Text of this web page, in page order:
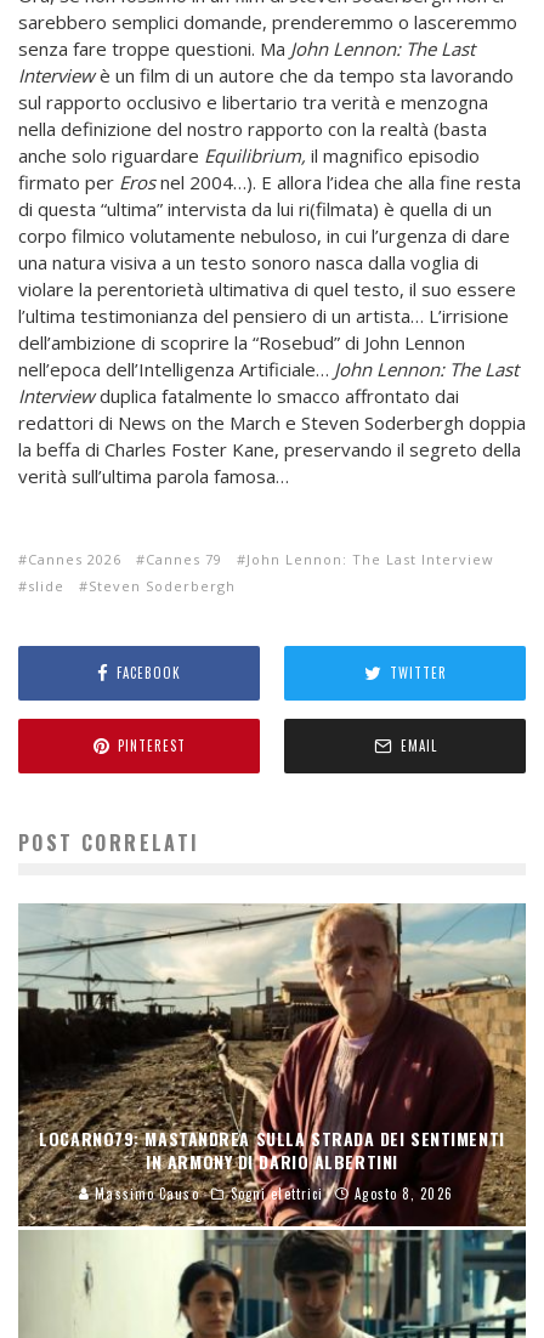
sarebbero semplici domande, prenderemmo o lasceremmo
senza fare troppe questioni. Ma John Lennon: The Last
Interviewè un film di un autore che da tempo sta lavorando
sul rapporto occlusivo e libertario tra verità e menzogna
nella definizione del nostro rapporto con la realtà (basta
anche solo riguardare Equilibrium, il magnifico episodio
firmato per Erosnel 2004…). E allora l’idea che alla fine resta
di questa “ultima” intervista da lui ri(filmata) è quella di un
corpo filmico volutamente nebuloso, in cui l’urgenza di dare
una natura visiva a un testo sonoro nasca dalla voglia di
violare la perentorietà ultimativa di quel testo, il suo essere
l’ultima testimonianza del pensiero di un artista… L’irrisione
dell’ambizione di scoprire la “Rosebud” di John Lennon
nell’epoca dell’Intelligenza Artificiale… John Lennon: The Last
Interviewduplica fatalmente lo smacco affrontato dai
redattori di News on the March e Steven Soderbergh doppia
la beffa di Charles Foster Kane, preservando il segreto della
verità sull’ultima parola famosa…
Cannes 2026 Cannes 79
John Lennon: The Last Interview
slide
Steven Soderbergh
FACEBOOK TWITTER
PINTEREST EMAIL
POST CORRELATI
LOCARNO79: MASTANDREA SULLA STRADA DEI SENTIMENTI
IN ARMONY DI DARIO ALBERTINI
Massimo Causo Sogni elettrici Agosto 8, 2026